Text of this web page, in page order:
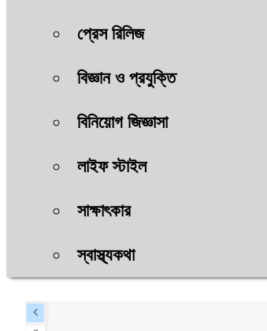
প্রেস রিলিজ
বিজ্ঞান ও প্রযুক্তি
বিনিয়োগ জিজ্ঞাসা
লাইফ স্টাইল
সাক্ষাৎকার
স্বাস্থ্যকথা